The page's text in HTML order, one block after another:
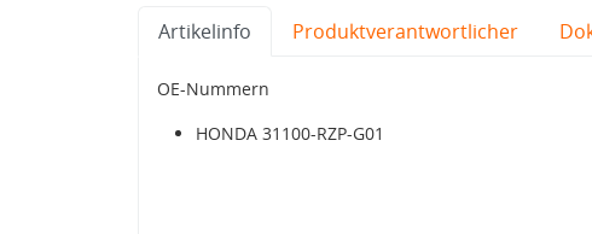
Artikelinfo Produktverantwortlicher
OE-Nummern
HONDA 31100-RZP-G01